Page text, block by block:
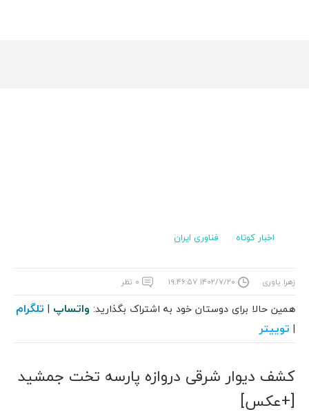
اخبار کوتاه فناوری ایران
زهرا یاوری ۱۴۰۲/۷/۲۰ ۱۹:۴۶:۵۷ ۰ نظر
همین حالا برای دوستان خود به اشتراک بگذارید: واتساپ | تلگرام
| توییتر
کشف دیوار شرقی دروازه پارسه تخت جمشید
[+عکس]